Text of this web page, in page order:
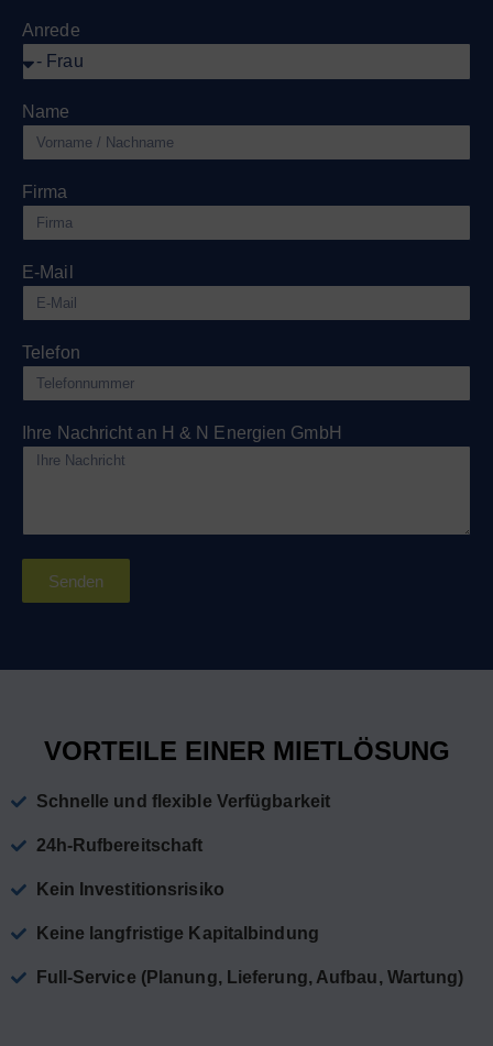
Anrede
Name
Firma
E-Mail
Telefon
Ihre Nachricht an H & N Energien GmbH
Senden
VORTEILE EINER MIETLÖSUNG
Schnelle und flexible Verfügbarkeit
24h-Rufbereitschaft
Kein Investitionsrisiko
Keine langfristige Kapitalbindung
Full-Service (Planung, Lieferung, Aufbau, Wartung)